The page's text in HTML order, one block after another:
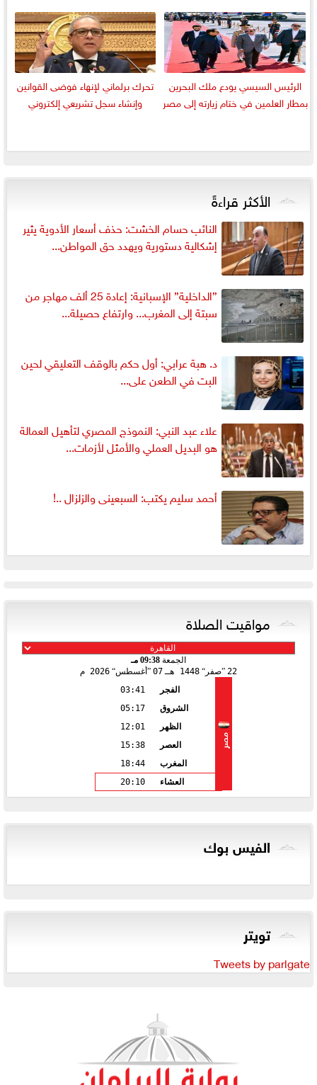
الرئيس السيسي يودع ملك البحرين
بمطار العلمين في ختام زيارته إلى مصر
تحرك برلماني لإنهاء فوضى القوانين
وإنشاء سجل تشريعي إلكتروني
الأكثر قراءةً
النائب حسام الخشت: حذف أسعار الأدوية يثير
إشكالية دستورية ويهدد حق المواطن...
”الداخلية” الإسبانية: إعادة 25 ألف مهاجر من
سبتة إلى المغرب... وارتفاع حصيلة...
د. هبة عرابي: أول حكم بالوقف التعليقي لحين
البت في الطعن على...
علاء عبد النبي: النموذج المصري لتأهيل العمالة
هو البديل العملي والأمثل لأزمات...
أحمد سليم يكتب: السبعينى والزلزال ..!
مواقيت الصلاة
الجمعة 09:38 مـ
22
صفر 1448 هـ 07 أغسطس 2026 م
مصر
الفجر
03:41
الشروق
05:17
الظهر
12:01
العصر
15:38
المغرب
18:44
العشاء
20:10
الفيس بوك
تويتر
Tweets by parlgate